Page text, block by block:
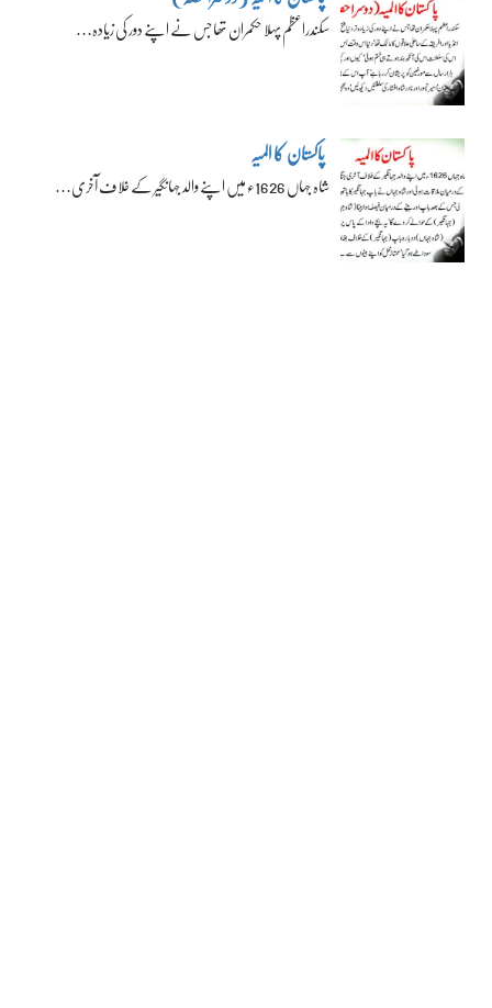
سکندراعظم پہلا حکمران تھا جس نے اپنے دور کی زیادہ…
پاکستان کا المیہ
شاہ جہاں 1626ء میں اپنے والد جہانگیر کے خلاف آخری…